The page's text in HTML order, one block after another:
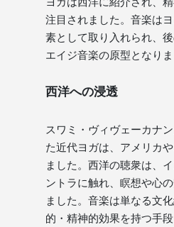
注目されました。音楽は
素として取り入れられ、
エイジ音楽の原型となりま
西洋への浸透
スワミ・ヴィヴェーカナ
た近代ヨガは、アメリカ
ました。西洋の聴衆は、
ントラに触れ、瞑想や心
ました。音楽は単なる文
的・精神的効果を持つ手